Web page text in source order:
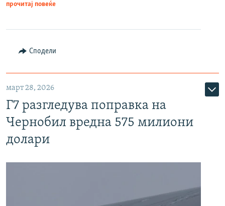
прочитај повеќе
Сподели
март 28, 2026
Г7 разгледува поправка на
Чернобил вредна 575 милиони
долари